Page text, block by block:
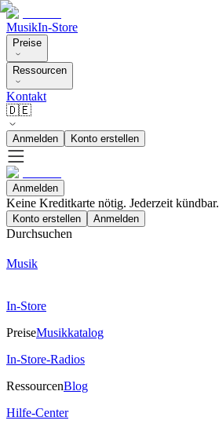
MusikIn-Store
Preise
Ressourcen
Kontakt
🇩🇪
Anmelden Konto erstellen
Anmelden
Keine Kreditkarte nötig. Jederzeit kündbar.
Konto erstellen Anmelden
Durchsuchen
Musik
In-Store
PreiseMusikkatalog
In-Store-Radios
RessourcenBlog
Hilfe-Center